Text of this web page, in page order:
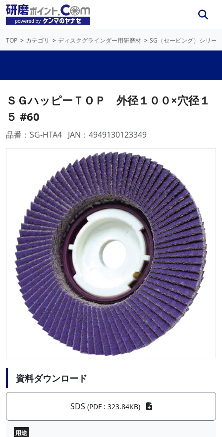
TOP カテゴリ ディスクグラインダー用研磨材 SG（セービング）シリー
ＳＧハッピーＴＯＰ 外径１００×穴径１
５ #60
品番：SG-HTA4 JAN：4949130123349
資料ダウンロード
SDS (PDF : 323.84KB)
用途